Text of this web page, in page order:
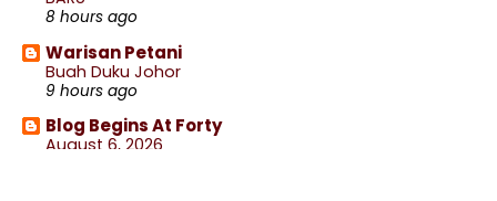
Menyendol Di Cendol Durian Bawah Pokok 796
Lagi. K...
Epal Hijau Dengan Taburan Serbuk Asam Boi
Jadual, Tarikh Dan Siaran Lansung Perlawanan
Piala...
8 hours ago
Warisan Petani
Buah Duku Johor
9 hours ago
Blog Begins At Forty
August 6, 2026